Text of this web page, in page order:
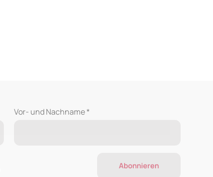
Vor- und Nachname *
Abonnieren